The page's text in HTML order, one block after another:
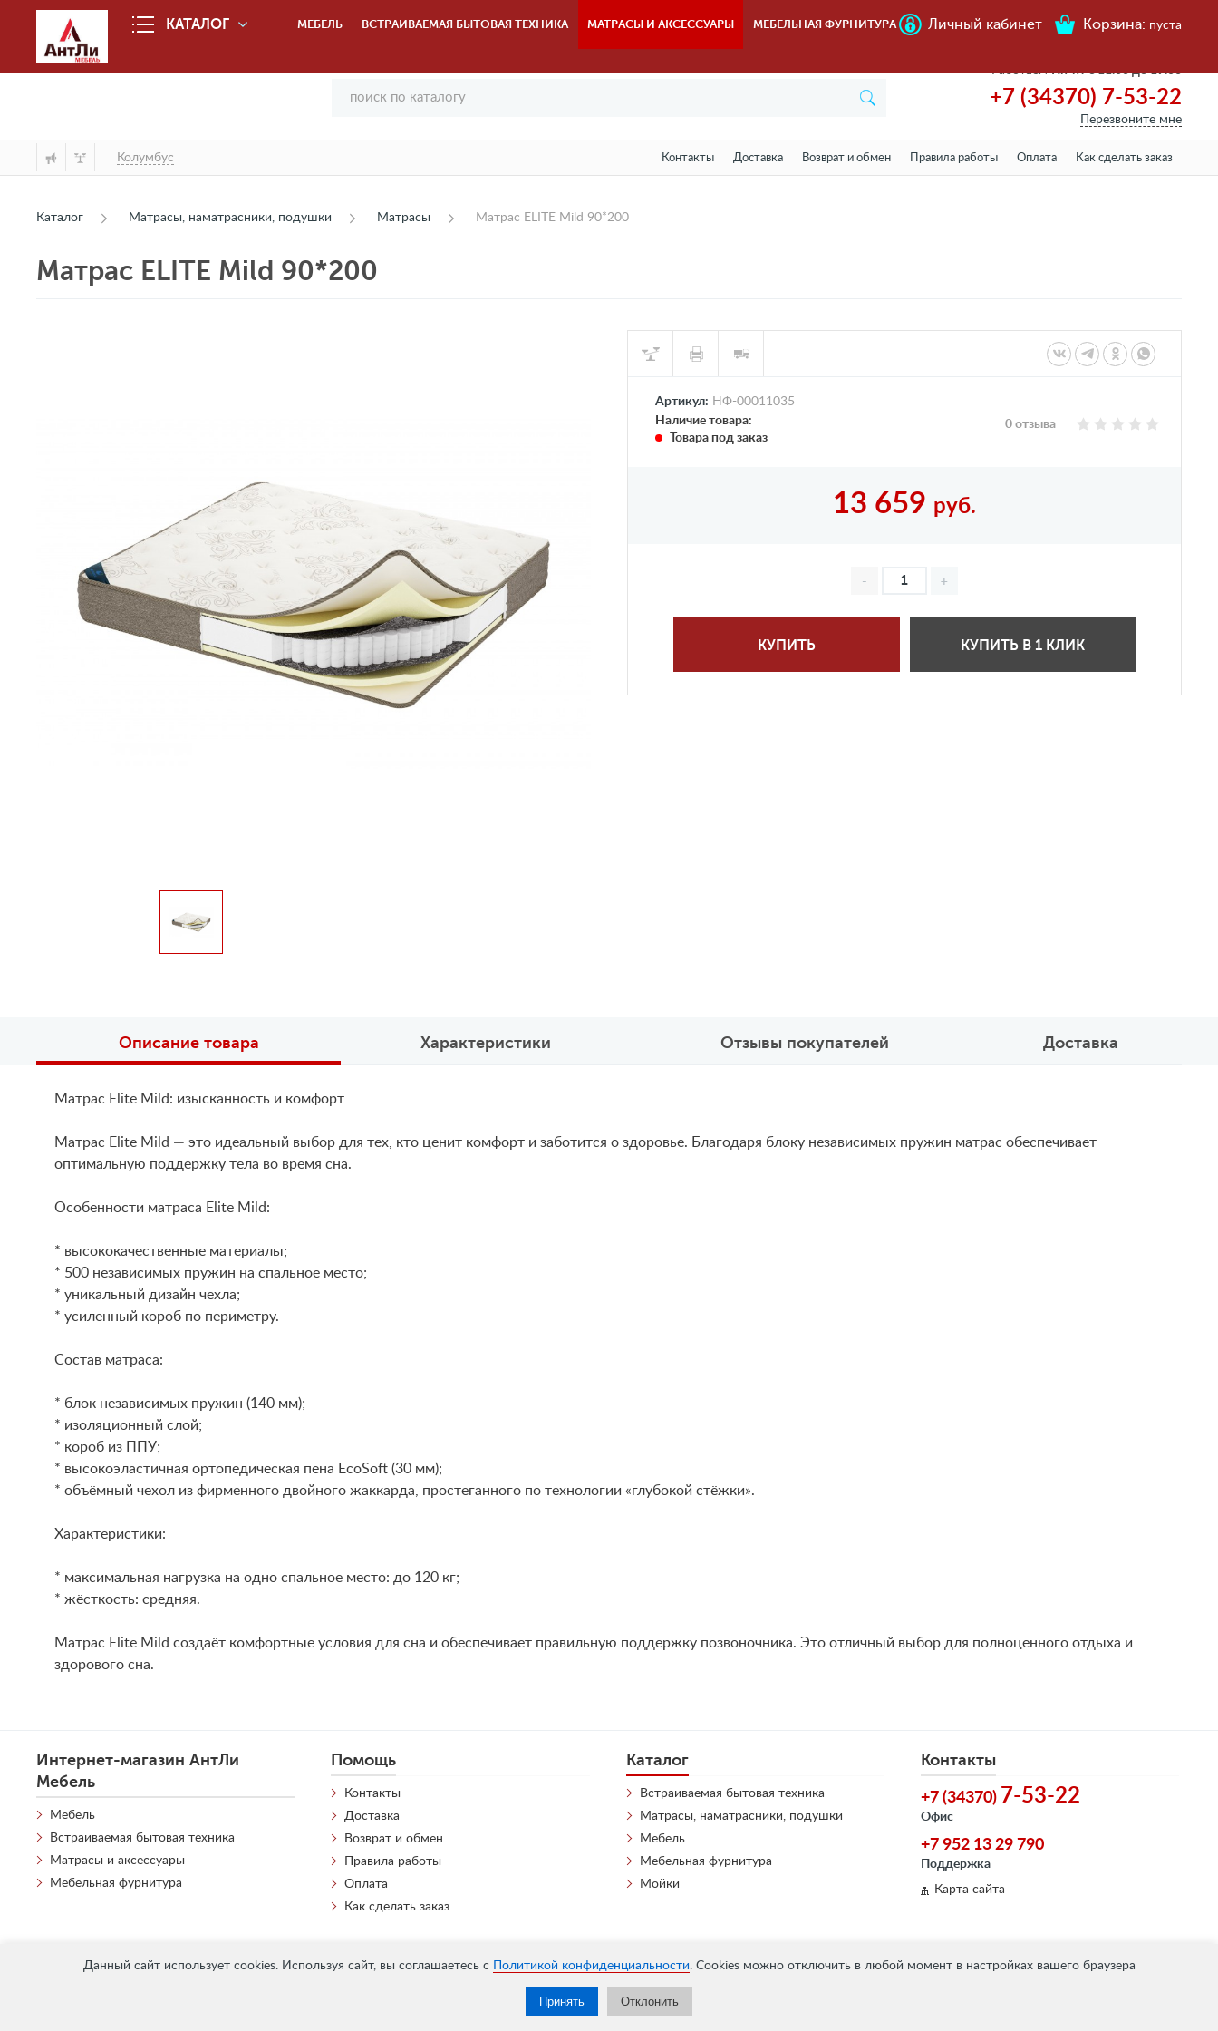
Данный сайт использует cookies. Используя сайт, вы соглашаетесь с Политикой конфиденциальности. Cookies можно отключить в любой момент в настройках вашего браузера
Принять Отклонить
КАТАЛОГ МЕБЕЛЬ ВСТРАИВАЕМАЯ БЫТОВАЯ ТЕХНИКА МАТРАСЫ И АКСЕССУАРЫ МЕБЕЛЬНАЯ ФУРНИТУРА Личный кабинет Корзина: пуста
РаботаемПн-пт с 11.00 до 19.00
+7 (34370) 7-53-22
Перезвоните мне
Колумбус Контакты Доставка Возврат и обмен Правила работы Оплата Как сделать заказ
Каталог Матрасы, наматрасники, подушки Матрасы Матрас ELITE Mild 90*200
Матрас ELITE Mild 90*200
Артикул: НФ-00011035
Наличие товара:
Товара под заказ
0 отзыва
13 659 руб.
КУПИТЬ КУПИТЬ В 1 КЛИК
Описание товара Характеристики Отзывы покупателей Доставка
Матрас Elite Mild: изысканность и комфорт
Матрас Elite Mild — это идеальный выбор для тех, кто ценит комфорт и заботится о здоровье. Благодаря блоку независимых пружин матрас обеспечивает
оптимальную поддержку тела во время сна.
Особенности матраса Elite Mild:
* высококачественные материалы;
* 500 независимых пружин на спальное место;
* уникальный дизайн чехла;
* усиленный короб по периметру.
Состав матраса:
* блок независимых пружин (140 мм);
* изоляционный слой;
* короб из ППУ;
* высокоэластичная ортопедическая пена EcoSoft (30 мм);
* объёмный чехол из фирменного двойного жаккарда, простеганного по технологии «глубокой стёжки».
Характеристики:
* максимальная нагрузка на одно спальное место: до 120 кг;
* жёсткость: средняя.
Матрас Elite Mild создаёт комфортные условия для сна и обеспечивает правильную поддержку позвоночника. Это отличный выбор для полноценного отдыха и
здорового сна.
Интернет-магазин АнтЛи
Мебель
Мебель
Встраиваемая бытовая техника
Матрасы и аксессуары
Мебельная фурнитура
Помощь
Контакты
Доставка
Возврат и обмен
Правила работы
Оплата
Как сделать заказ
Контакты
+7 (34370) 7-53-22
Офис
+7 952 13 29 790
Поддержка
Карта сайта
Каталог
Встраиваемая бытовая техника
Матрасы, наматрасники, подушки
Мебель
Мебельная фурнитура
Мойки